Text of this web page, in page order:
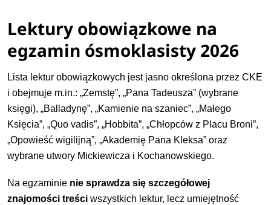
Lektury obowiązkowe na
egzamin ósmoklasisty 2026
Lista lektur obowiązkowych jest jasno określona przez CKE
i obejmuje m.in.: „Zemstę”, „Pana Tadeusza” (wybrane
księgi), „Balladynę”, „Kamienie na szaniec”, „Małego
Księcia”, „Quo vadis”, „Hobbita”, „Chłopców z Placu Broni”,
„Opowieść wigilijną”, „Akademię Pana Kleksa” oraz
wybrane utwory Mickiewicza i Kochanowskiego.
Na egzaminie nie sprawdza się szczegółowej
znajomości treści wszystkich lektur, lecz umiejętność